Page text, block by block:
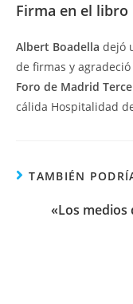
Firma en el libro
Albert Boadella dejó
de firmas y
Foro de Madrid
cálida Hospitalidad
TAMBIÉN
«Los medios